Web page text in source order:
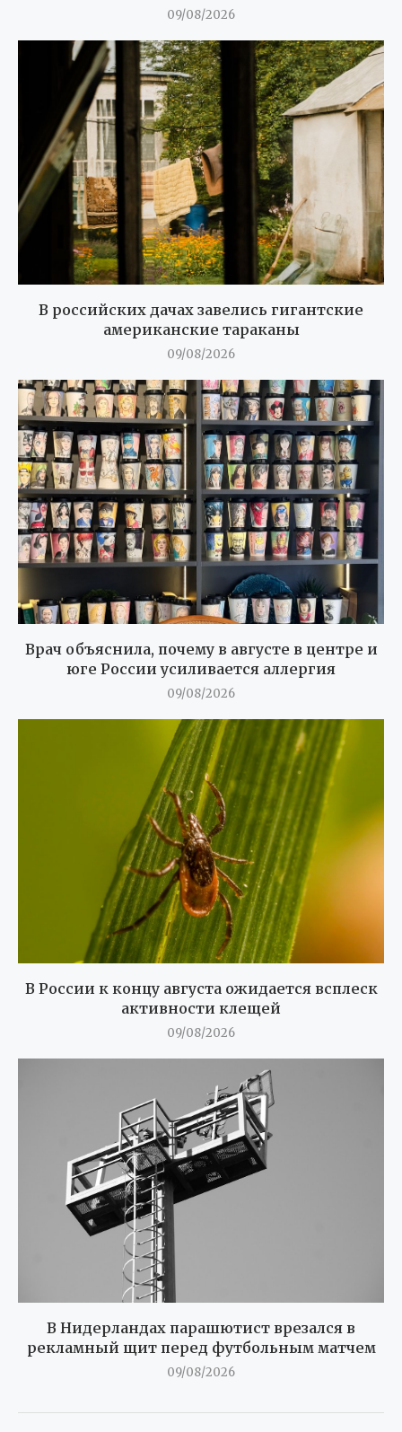
09/08/2026
В российских дачах завелись гигантские
американские тараканы
09/08/2026
Врач объяснила, почему в августе в центре и
юге России усиливается аллергия
09/08/2026
В России к концу августа ожидается всплеск
активности клещей
09/08/2026
В Нидерландах парашютист врезался в
рекламный щит перед футбольным матчем
09/08/2026